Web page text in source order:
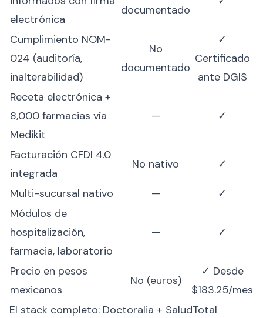
electrónica
documentado
Cumplimiento NOM-
024 (auditoría,
inalterabilidad)
No
documentado
✓
Certificado
ante DGIS
Receta electrónica +
8,000 farmacias vía
Medikit
— ✓
Facturación CFDI 4.0
integrada
No nativo ✓
Multi-sucursal nativo —
✓
Módulos de
hospitalización,
farmacia, laboratorio
— ✓
Precio en pesos
mexicanos
No (euros)
✓ Desde
$183.25/mes
El stack completo: Doctoralia + SaludTotal